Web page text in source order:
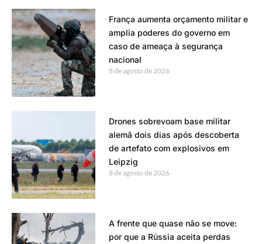
França aumenta orçamento militar e
amplia poderes do governo em
caso de ameaça à segurança
nacional
8 de agosto de 2026
Drones sobrevoam base militar
alemã dois dias após descoberta
de artefato com explosivos em
Leipzig
8 de agosto de 2026
A frente que quase não se move:
por que a Rússia aceita perdas